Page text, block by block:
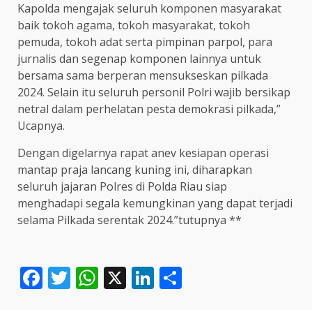
Kapolda mengajak seluruh komponen masyarakat
baik tokoh agama, tokoh masyarakat, tokoh
pemuda, tokoh adat serta pimpinan parpol, para
jurnalis dan segenap komponen lainnya untuk
bersama sama berperan mensukseskan pilkada
2024. Selain itu seluruh personil Polri wajib bersikap
netral dalam perhelatan pesta demokrasi pilkada,”
Ucapnya.
Dengan digelarnya rapat anev kesiapan operasi
mantap praja lancang kuning ini, diharapkan
seluruh jajaran Polres di Polda Riau siap
menghadapi segala kemungkinan yang dapat terjadi
selama Pilkada serentak 2024.”tutupnya **
Facebook
Twitter
WhatsApp
X LinkedIn